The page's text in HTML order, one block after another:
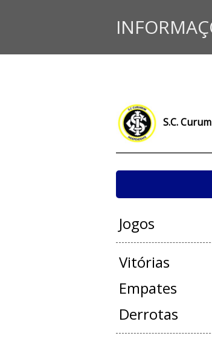
S.C.
Jogos
Vitórias
Empates
Derrotas